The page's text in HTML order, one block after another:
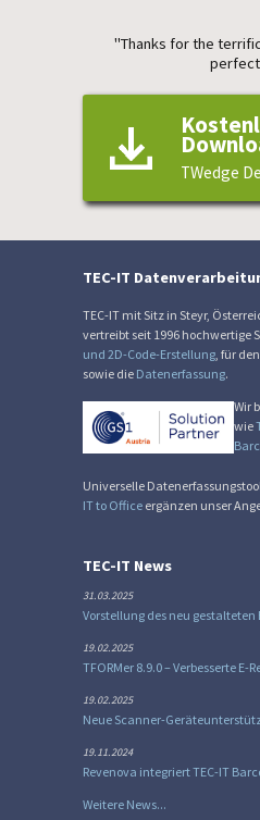
"Thanks for the
TWedge
TEC-IT
TEC-IT mit Sitz in Steyr,
vertreibt seit 1996 hochwertige
und 2D-Code-Erstellung, für den
sowie die Datenerfassung.
Wir
wie
Universelle
IT to Office ergänzen unser
TEC-IT News
31.03.2025
Vorstellung des neu gestalteten
19.02.2025
TFORMer 8.9.0 – Verbesserte
19.02.2025
Neue Scanner-
19.11.2024
Revenova integriert TEC-IT
Weitere News...